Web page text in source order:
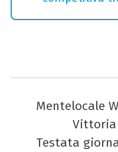
Mentelocale
Vittoria
Testata